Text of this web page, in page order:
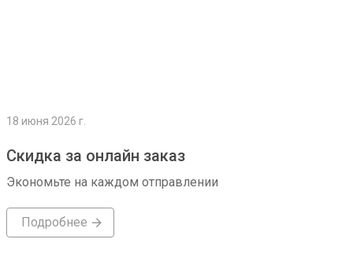
18 июня 2026 г.
Скидка за онлайн заказ
Экономьте на каждом отправлении
Подробнее